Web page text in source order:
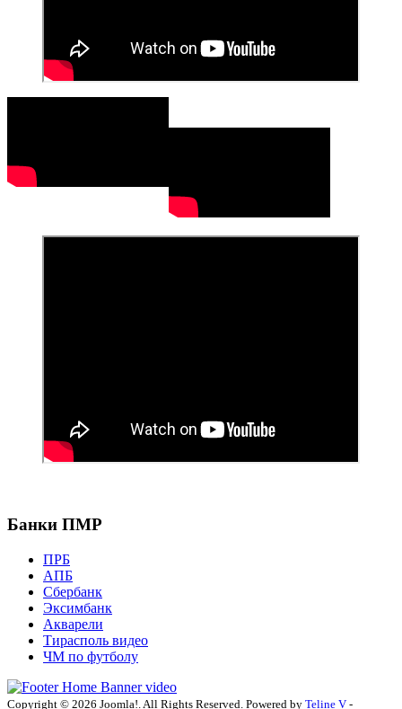
Банки ПМР
ПРБ
АПБ
Сбербанк
Эксимбанк
Акварели
Тирасполь видео
ЧМ по футболу
Copyright © 2026 Joomla!. All Rights Reserved. Powered by Teline V -